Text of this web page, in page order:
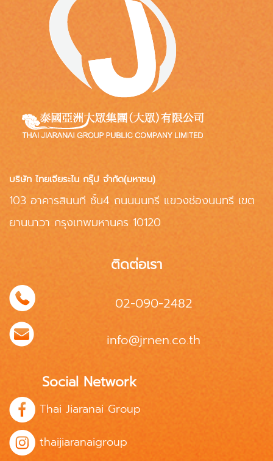
บริษัท ไทยเจียระไน กรุ๊ป จำกัด(มหาชน)
103 อาคารสินนที ชั้น4 ถนนนนทรี แขวงช่องนนทรี เขต
ยานนาวา กรุงเทพมหานคร 10120
ติดต่อเรา
02-090-2482
info@jrnen.co.th
Social Network
Thai Jiaranai Group
thaijiaranaigroup